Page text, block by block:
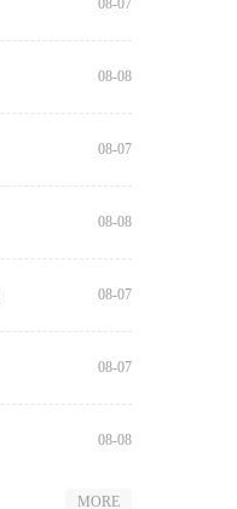
08-07
08-08
08-07
08-08
08-07
08-07
08-08
MORE